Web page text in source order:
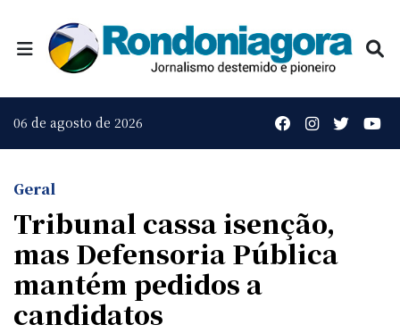
06 de agosto de 2026
Geral
Tribunal cassa isenção,
mas Defensoria Pública
mantém pedidos a
candidatos